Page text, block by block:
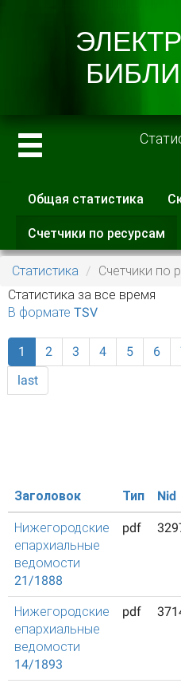
Главные
Общая статистика
Счетчики по ресурсам
Статистика
Счетчики по
Статистика за все время
В формате TSV
1 2 3 4 5 6
last
Заголовок Тип Nid
Нижегородские
епархиальные
ведомости
21/1888
pdf
Нижегородские
епархиальные
ведомости
14/1893
pdf